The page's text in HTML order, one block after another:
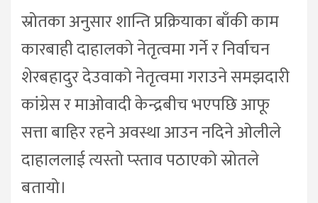
स्रोतका अनुसार शान्ति प्रक्रियाका बाँकी काम
कारबाही दाहालको नेतृत्वमा गर्ने र निर्वाचन
शेरबहादुर देउवाको नेतृत्वमा गराउने समझदारी
कांग्रेस र माओवादी केन्द्रबीच भएपछि आफू
सत्ता बाहिर रहने अवस्था आउन नदिने ओलीले
दाहाललाई त्यस्तो प्स्ताव पठाएको स्रोतले
बतायो।